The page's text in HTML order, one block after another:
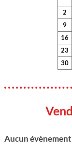
2
9
16
23
30
Aucun